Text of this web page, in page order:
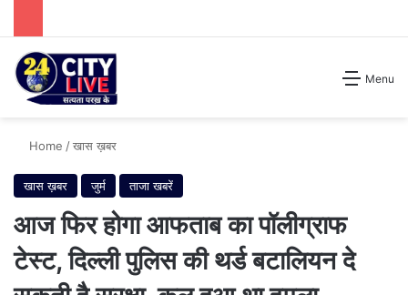
Menu
Search for
Home /खास ख़बर
खास ख़बर जुर्म ताजा खबरें
आज फिर होगा आफताब का पॉलीग्राफ
टेस्ट, दिल्ली पुलिस की थर्ड बटालियन दे